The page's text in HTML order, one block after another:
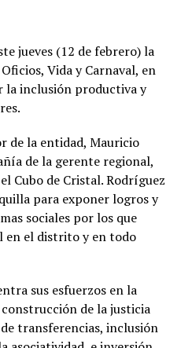
jueves (12 de febrero) la
Vida y Carnaval, en
la inclusión productiva y
de la entidad, Mauricio
de la gerente regional,
Cubo de Cristal. Rodríguez
para exponer logros y
sociales por los que
en el distrito y en todo
sus esfuerzos en la
de la justicia
transferencias, inclusión